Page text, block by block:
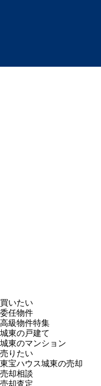
買いたい
委任物件
高級物件特集
城東の戸建て
城東のマンション
売りたい
東宝ハウス城東の売却
売却相談
売却査定